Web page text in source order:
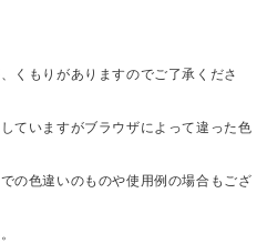
くもりがありますのでご了承くださ
ていますがブラウザによって違った色
の色違いのものや使用例の場合もござ